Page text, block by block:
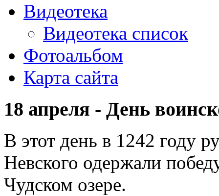
Видеотека
Видеотека список
Фотоальбом
Карта сайта
18 апреля - День
В этот день в 1242 году
Невского одержали
Чудском озере.